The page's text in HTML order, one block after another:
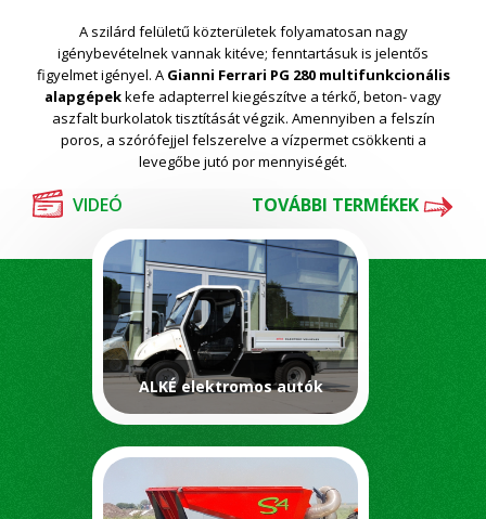
A szilárd felületű közterületek folyamatosan nagy
igénybevételnek vannak kitéve; fenntartásuk is jelentős
figyelmet igényel. A Gianni Ferrari PG 280 multifunkcionális
alapgépekkefe adapterrel kiegészítve a térkő, beton- vagy
aszfalt burkolatok tisztítását végzik. Amennyiben a felszín
poros, a szórófejjel felszerelve a vízpermet csökkenti a
levegőbe jutó por mennyiségét.
VIDEÓ TOVÁBBI TERMÉKEK
ALKÉ elektromos autók